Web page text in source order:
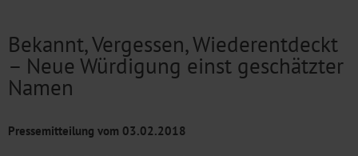
Bekannt, Vergessen, Wiederentdeckt
– Neue Würdigung einst geschätzter
Namen
Pressemitteilung vom 03.02.2018